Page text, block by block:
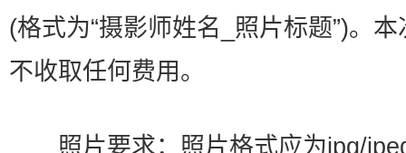
(格式为“摄影师姓名_照片标题”)。本
不收取任何费用。
照片要求：照片格式应为jpg/